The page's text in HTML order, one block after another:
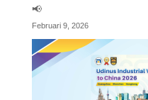
📢
Februari 9, 2026